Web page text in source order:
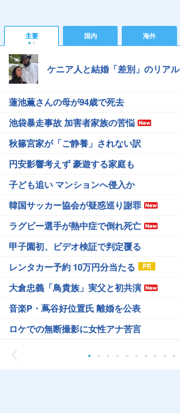
主要 国内 海外
ケニア人と結婚「差別」のリアル
蓮池薫さんの母が94歳で死去
池袋暴走事故 加害者家族の苦悩
秋篠宮家が「ご静養」されない訳
円安影響考えず 豪遊する家庭も
子ども追い マンションへ侵入か
韓国サッカー協会が疑惑巡り謝罪
ラグビー選手が熱中症で倒れ死亡
甲子園初、ビデオ検証で判定覆る
レンタカー予約 10万円分当たる
大倉忠義「鳥貴族」実父と初共演
音楽P・蔦谷好位置氏 離婚を公表
ロケでの無断撮影に女性アナ苦言